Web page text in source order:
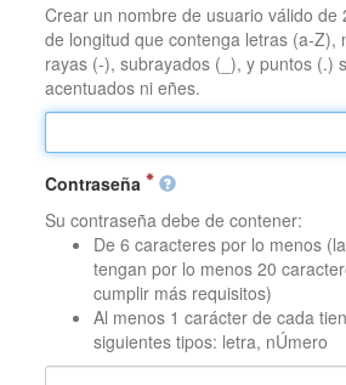
Crear un nombre de usuario válido de
de longitud que contenga letras (a-Z),
rayas (-), subrayados (_), y puntos (.)
acentuados ni eñes.
Contraseña
Su contraseña debe de contener:
De 6 caracteres por lo menos
tengan por lo menos 20
cumplir más requisitos)
Al menos 1 carácter de cada
siguientes tipos: letra, nÚmero